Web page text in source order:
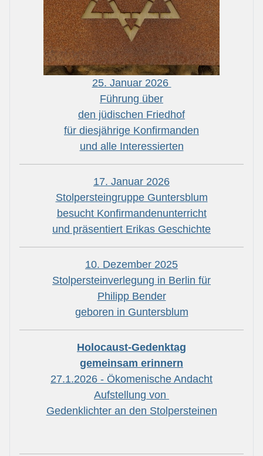
25. Januar 2026
Führung über
den jüdischen Friedhof
für diesjährige Konfirmanden
und alle Interessierten
17. Januar 2026
Stolpersteingruppe Guntersblum
besucht Konfirmandenunterricht
und präsentiert Erikas Geschichte
10. Dezember 2025
Stolpersteinverlegung in Berlin für
Philipp Bender
geboren in Guntersblum
Holocaust-Gedenktag
gemeinsam erinnern
27.1.2026 - Ökomenische Andacht
Aufstellung von
Gedenklichter an den Stolpersteinen